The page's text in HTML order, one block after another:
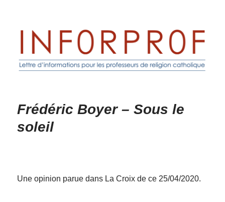
Inforprof
Frédéric Boyer – Sous le
soleil
Une opinion parue dans La Croix de ce 25/04/2020.